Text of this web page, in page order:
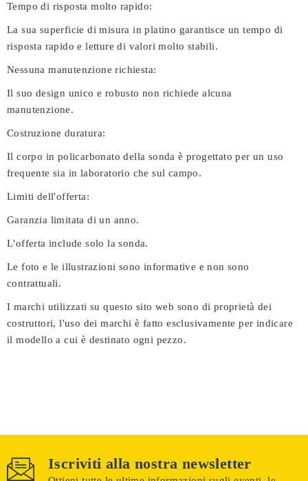
Tempo di risposta molto rapido:
La sua superficie di misura in platino garantisce un tempo di
risposta rapido e letture di valori molto stabili.
Nessuna manutenzione richiesta:
Il suo design unico e robusto non richiede alcuna
manutenzione.
Costruzione duratura:
Il corpo in policarbonato della sonda è progettato per un uso
frequente sia in laboratorio che sul campo.
Limiti dell'offerta:
Garanzia limitata di un anno.
L'offerta include solo la sonda.
Le foto e le illustrazioni sono informative e non sono
contrattuali.
I marchi utilizzati su questo sito web sono di proprietà dei
costruttori, l'uso dei marchi è fatto esclusivamente per indicare
il modello a cui è destinato ogni pezzo.
Iscriviti alla nostra newsletter